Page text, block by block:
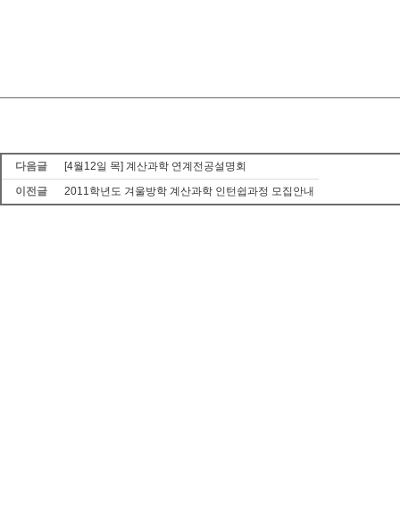
다음글
[4월12일 목] 계산과학 연계전공설명회
이전글
2011학년도 겨울방학 계산과학 인턴쉽과정 모집안내